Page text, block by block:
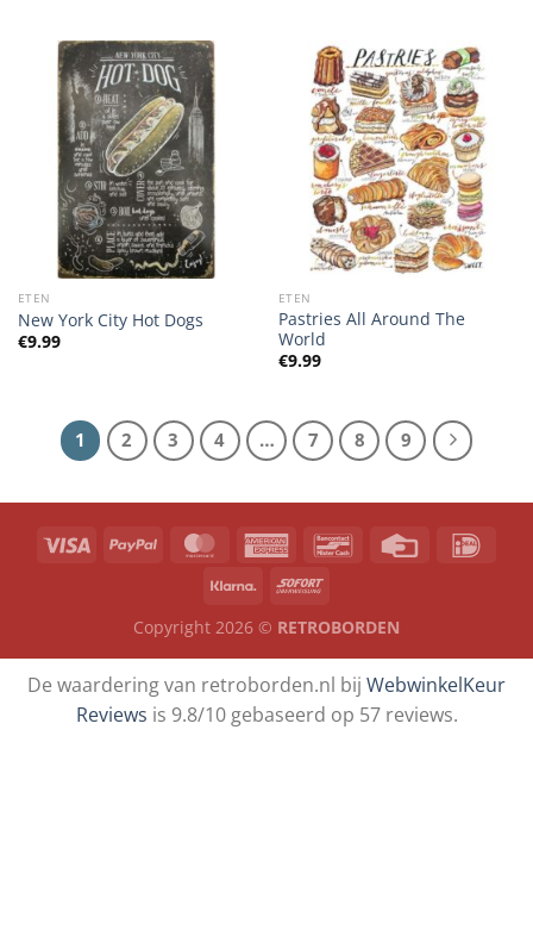
ETEN
New York City Hot Dogs
€9.99
ETEN
Pastries All Around The
World
€9.99
1 2 3 4 … 7 8 9
Copyright 2026 © RETROBORDEN
De waardering van retroborden.nl bij WebwinkelKeur
Reviews is 9.8/10 gebaseerd op 57 reviews.